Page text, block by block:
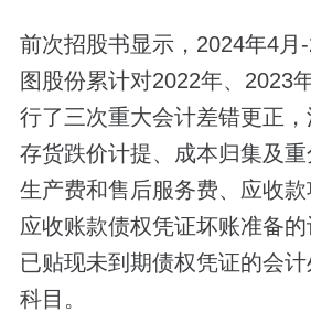
前次招股书显示，2024年4月
图股份累计对2022年、2023
行了三次重大会计差错更正，
存货跌价计提、成本归集及
生产费和售后服务费、应收
应收账款债权凭证坏账准备
已贴现未到期债权凭证的会
科目。